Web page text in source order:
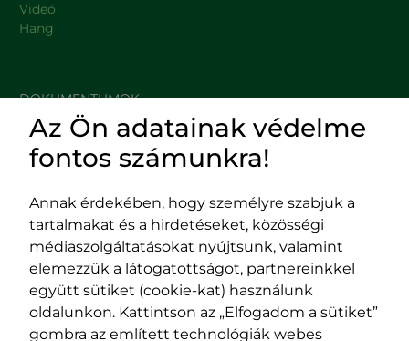
Videó
Hang
DOKUMENTUMOK
HASZNOS LINKEK
Impresszum
Adatvédelmi szabályzat
EPP program
400029 Kolozsvár,
Fürdő (Card. Iuliu Hossu) utca, 41.
400489 Kolozsvár,
Majális utca, 60.
Az Ön adatainak védelme
fontos számunkra!
Annak érdekében, hogy személyre szabjuk a
tartalmakat és a hirdetéseket, közösségi
médiaszolgáltatásokat nyújtsunk, valamint
elemezzük a látogatottságot, partnereinkkel
együtt sütiket (cookie-kat) használunk
oldalunkon. Kattintson az „Elfogadom a sütiket”
gombra az említett technológiák webes